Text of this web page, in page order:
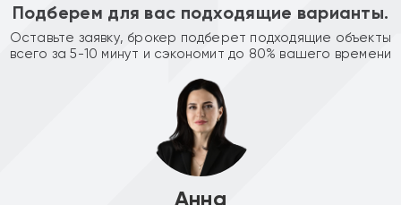
Подберем для вас подходящие варианты.
Оставьте заявку, брокер подберет подходящие объекты
всего за 5-10 минут и сэкономит до 80% вашего времени
Анна